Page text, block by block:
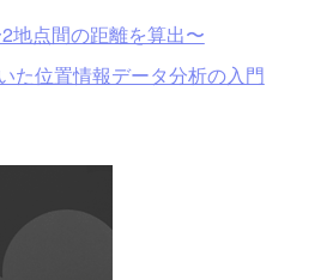
点間の距離を算出〜
た位置情報データ分析の入門